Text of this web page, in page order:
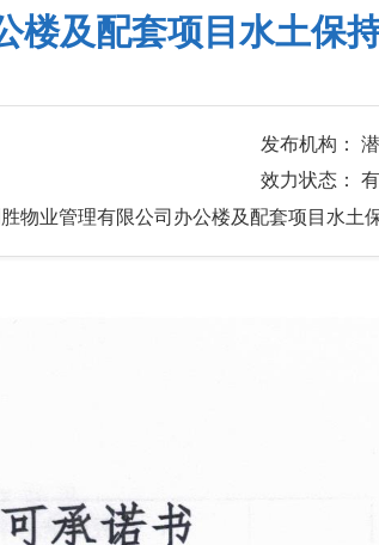
楼及配套项目水土保
发布机构：
效力状态：
业管理有限公司办公楼及配套项目水土